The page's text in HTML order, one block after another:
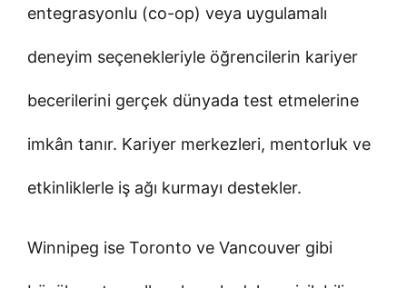
entegrasyonlu (co-op) veya uygulamalı
deneyim seçenekleriyle öğrencilerin kariyer
becerilerini gerçek dünyada test etmelerine
imkân tanır. Kariyer merkezleri, mentorluk ve
etkinliklerle iş ağı kurmayı destekler.
Winnipeg ise Toronto ve Vancouver gibi